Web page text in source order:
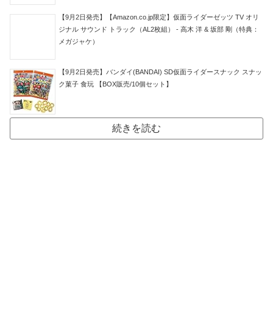
【9月2日発売】【Amazon.co.jp限定】仮面ライダーゼッツ TV オリ
ジナル サウンド トラック（AL2枚組） - 高木 洋 & 坂部 剛（特典：
メガジャケ）
【9月2日発売】バンダイ(BANDAI) SD仮面ライダースナック スナッ
ク菓子 食玩 【BOX販売/10個セット】
続きを読む